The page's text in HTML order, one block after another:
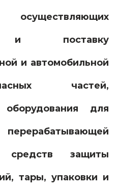
и поставку
и автомобильной
частей,
оборудования для
средств защиты
тары, упаковки и